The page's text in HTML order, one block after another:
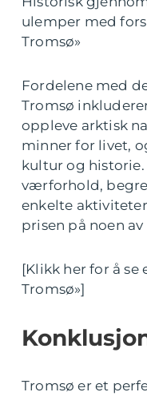
ulemper med
Tromsø»
Fordelene med
Tromsø
oppleve arktisk
minner for livet,
kultur og
værforhold,
enkelte
prisen på noen
[Klikk her for å se
Tromsø»]
Tromsø er et